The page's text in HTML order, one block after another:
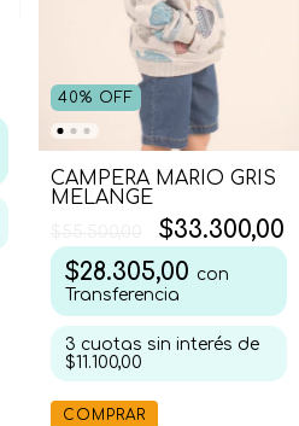
40% OFF
CAMPERA MARIO GRIS
MELANGE
$33.300,00
$28.305,00 con
Transferencia
3 cuotas sin interés de
$11.100,00
COMPRAR